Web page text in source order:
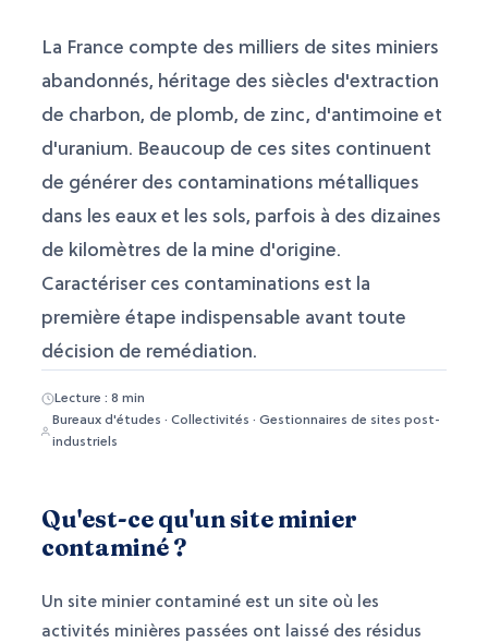
La France compte des milliers de sites miniers
abandonnés, héritage des siècles d'extraction
de charbon, de plomb, de zinc, d'antimoine et
d'uranium. Beaucoup de ces sites continuent
de générer des contaminations métalliques
dans les eaux et les sols, parfois à des dizaines
de kilomètres de la mine d'origine.
Caractériser ces contaminations est la
première étape indispensable avant toute
décision de remédiation.
Lecture : 8 min
Bureaux d'études · Collectivités · Gestionnaires de sites post-
industriels
Qu'est-ce qu'un site minier
contaminé ?
Un site minier contaminé est un site où les
activités minières passées ont laissé des résidus